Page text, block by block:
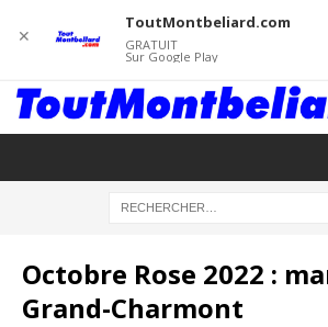
Octobre Rose 2022 :
Grand-Charmont
✕
ToutMontbeliard.com
GRATUIT
Sur Google Play